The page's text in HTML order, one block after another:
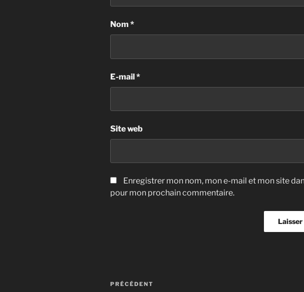
Nom *
E-mail*
Site web
Enregistrer mon nom, mon e-mail et mon site
pour mon prochain commentaire.
Navigation
Article
PRÉCÉDENT